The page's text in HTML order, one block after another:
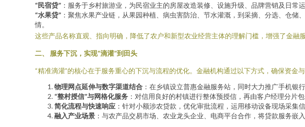
“民宿贷” ：服务于乡村旅游业，为民宿业主的房屋改造装修、设施升级、品牌营销及日
“水果贷” ：聚焦水果产业链，从果园种植、病虫害防治、节水灌溉，到采摘、分选、仓
情。
这些产品名称直观、指向明确，降低了农户和新型农业经营主体的理解门槛，增强了金融
二、 服务下沉，实现“滴灌”到田头
“精准滴灌”的核心在于服务重心的下沉与流程的优化。金融机构通过以下方式，确保资金
物理网点延伸与数字渠道结合 ：在乡镇设立普惠金融服务站，同时大力推广手机银
“整村授信”与网格化服务 ：对信用良好的村镇进行整体预授信，再由客户经理分片
简化流程与快速响应 ：针对小额涉农贷款，优化审批流程，运用移动设备现场采集
融入产业场景 ：与农产品交易市场、农业龙头企业、电商平台合作，将贷款服务嵌